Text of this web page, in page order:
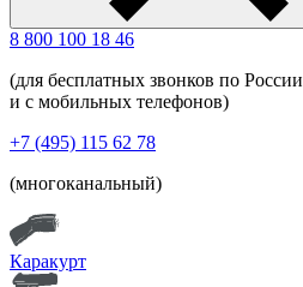
8 800 100 18 46
(для бесплатных звонков по России
и с мобильных телефонов)
+7 (495) 115 62 78
(многоканальный)
Каракурт